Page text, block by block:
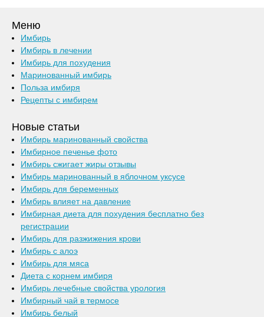
Меню
Имбирь
Имбирь в лечении
Имбирь для похудения
Маринованный имбирь
Польза имбиря
Рецепты с имбирем
Новые статьи
Имбирь маринованный свойства
Имбирное печенье фото
Имбирь сжигает жиры отзывы
Имбирь маринованный в яблочном уксусе
Имбирь для беременных
Имбирь влияет на давление
Имбирная диета для похудения бесплатно без
регистрации
Имбирь для разжижения крови
Имбирь с алоэ
Имбирь для мяса
Диета с корнем имбиря
Имбирь лечебные свойства урология
Имбирный чай в термосе
Имбирь белый